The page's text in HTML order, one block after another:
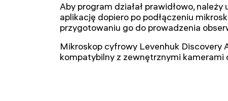
Aby program działał prawidłowo,
aplikację dopiero po podłączeniu
przygotowaniu go do prowadzenia
Mikroskop cyfrowy Levenhuk Discovery
kompatybilny z zewnętrznymi kamerami